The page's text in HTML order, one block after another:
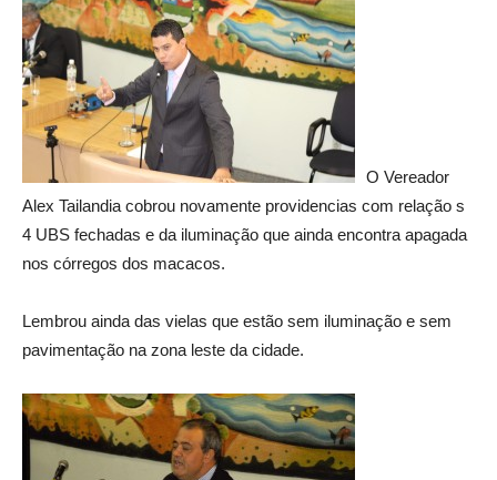
O Vereador
Alex Tailandia cobrou novamente providencias com relação s
4 UBS fechadas e da iluminação que ainda encontra apagada
nos córregos dos macacos.
Lembrou ainda das vielas que estão sem iluminação e sem
pavimentação na zona leste da cidade.